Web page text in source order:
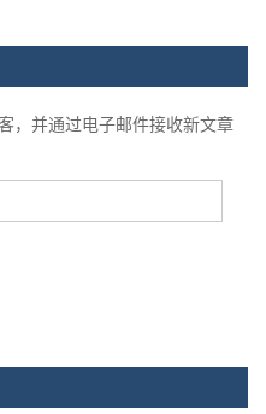
，并通过电子邮件接收新文章